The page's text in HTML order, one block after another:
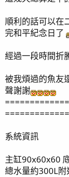
順利的話可以在
完和平紀念日了
經過一段時間折
被我煩過的魚友
聲謝謝
系統資訊
主缸90x60x60
總水量約300L附